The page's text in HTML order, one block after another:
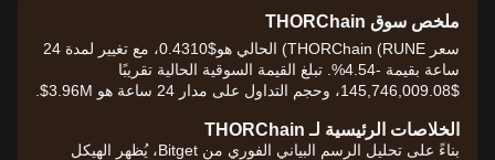
ملخص سوق THORChain
سعر THORChain (RUNE) الحالي هو$0.4310، مع تغيير لمدة 24
ساعة بقيمة -4.54%. تبلغ القيمة السوقية الحالية تقريبًا
$145,746,009.08، وحجم التداول على مدار 24 ساعة هو 3.96M$.
الخلاصات الرئيسية لـ THORChain
بناءً على تحليل الرسم البياني الفوري من Bitget، يُظهر الهيكل